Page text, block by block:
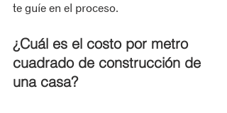
te guíe en el proceso.
¿Cuál es el costo por metro
cuadrado de construcción de
una casa?